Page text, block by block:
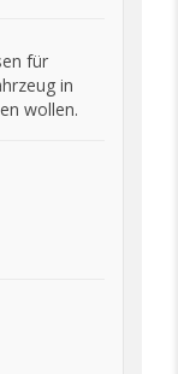
für
in
wollen.